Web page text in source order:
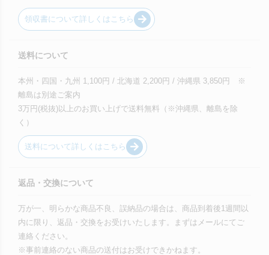
領収書について詳しくはこちら
送料について
本州・四国・九州 1,100円 / 北海道 2,200円 / 沖縄県 3,850円 ※
離島は別途ご案内
3万円(税抜)以上のお買い上げで送料無料（※沖縄県、離島を除
く）
送料について詳しくはこちら
返品・交換について
万が一、明らかな商品不良、誤納品の場合は、商品到着後1週間以
内に限り、返品・交換をお受けいたします。まずはメールにてご
連絡ください。
※事前連絡のない商品の送付はお受けできかねます。